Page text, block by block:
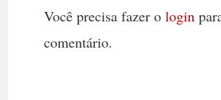
Você precisa fazer o login
comentário.